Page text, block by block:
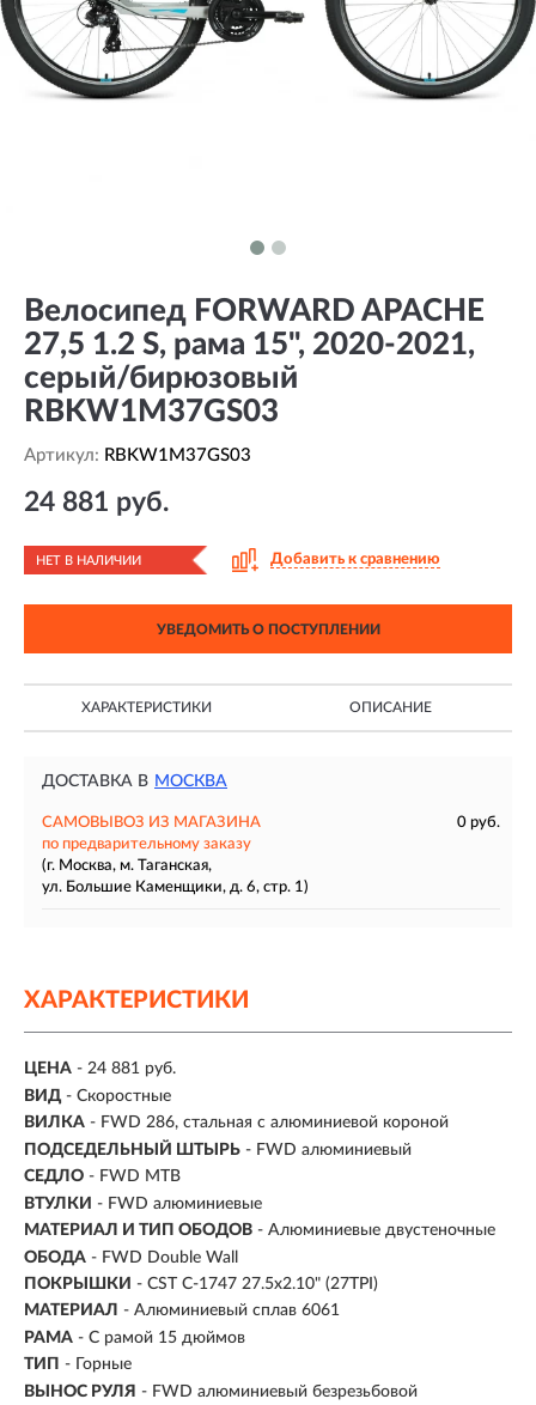
Велосипед FORWARD APACHE
27,5 1.2 S, рама 15", 2020-2021,
серый/бирюзовый
RBKW1M37GS03
Артикул: RBKW1M37GS03
24 881 руб.
НЕТ В НАЛИЧИИ Добавить к сравнению
УВЕДОМИТЬ О ПОСТУПЛЕНИИ
ХАРАКТЕРИСТИКИ ОПИСАНИЕ
ДОСТАВКА В МОСКВА
САМОВЫВОЗ ИЗ МАГАЗИНА
0 руб.
по предварительному заказу
(г. Москва, м. Таганская,
ул. Большие Каменщики, д. 6, стр. 1)
ХАРАКТЕРИСТИКИ
ЦЕНА - 24 881 руб.
ВИД - Скоростные
ВИЛКА - FWD 286, стальная с алюминиевой короной
ПОДСЕДЕЛЬНЫЙ ШТЫРЬ - FWD алюминиевый
СЕДЛО - FWD MTB
ВТУЛКИ - FWD алюминиевые
МАТЕРИАЛ И ТИП ОБОДОВ - Алюминиевые двустеночные
ОБОДА - FWD Double Wall
ПОКРЫШКИ - CST C-1747 27.5x2.10" (27TPI)
МАТЕРИАЛ - Алюминиевый сплав 6061
РАМА - С рамой 15 дюймов
ТИП -
Горные
ВЫНОС РУЛЯ - FWD алюминиевый безрезьбовой